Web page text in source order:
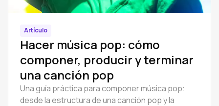
Artículo
Hacer música pop: cómo
componer, producir y terminar
una canción pop
Una guía práctica para componer música pop:
desde la estructura de una canción pop y la